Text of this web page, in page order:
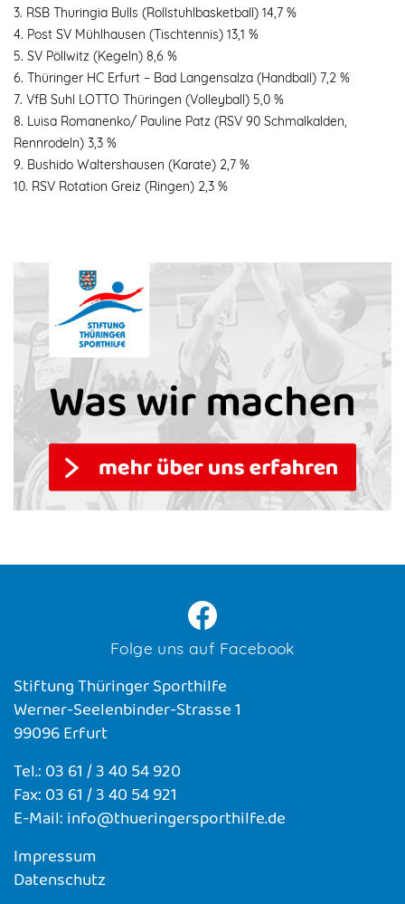
3. RSB Thuringia Bulls (Rollstuhlbasketball) 14,7 %
4. Post SV Mühlhausen (Tischtennis) 13,1 %
5. SV Pöllwitz (Kegeln) 8,6 %
6. Thüringer HC Erfurt – Bad Langensalza (Handball) 7,2 %
7. VfB Suhl LOTTO Thüringen (Volleyball) 5,0 %
8. Luisa Romanenko/ Pauline Patz (RSV 90 Schmalkalden,
Rennrodeln) 3,3 %
9. Bushido Waltershausen (Karate) 2,7 %
10. RSV Rotation Greiz (Ringen) 2,3 %
Folge uns auf Facebook
Stiftung Thüringer Sporthilfe
Werner-Seelenbinder-Strasse 1
99096 Erfurt
Tel.: 03 61 / 3 40 54 920
Fax: 03 61 / 3 40 54 921
E-Mail: info@thueringersporthilfe.de
Impressum
Datenschutz